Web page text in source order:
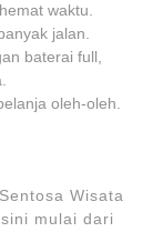
waktu.
jalan.
baterai full,
oleh-oleh.
Wisata
mulai dari